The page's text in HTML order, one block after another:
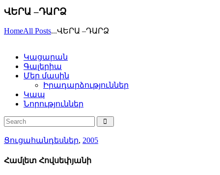
ՎԵՐԱ –ԴԱՐՁ
HomeAll Posts...ՎԵՐԱ –ԴԱՐՁ
Կացարան
Գալերիա
Մեր մասին
Իրադարձություններ
Կապ
Նորություններ
Ցուցահանդեսներ, 2005
Համլետ Հովսեփյանի